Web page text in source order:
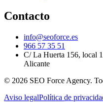
Contacto
info@seoforce.es
966 57 35 51
C/ La Huerta 156, local
Alicante
© 2026 SEO Force Agency.
Aviso legalPolítica de